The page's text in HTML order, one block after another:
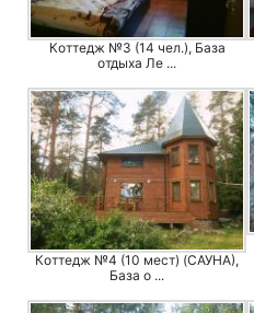
Коттедж №3 (14 чел.), База
отдыха Ле ...
Коттедж №4 (10 мест) (САУНА),
База о ...